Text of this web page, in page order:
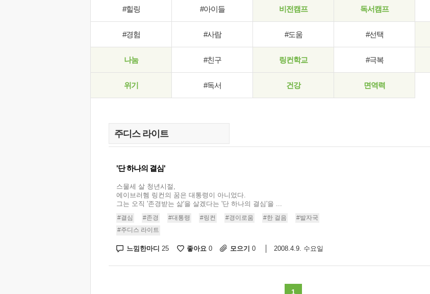
#힐링 #아이들 비전캠프 독서캠프
#경험 #사람 #도움 #선택
나눔 #친구 링컨학교 #극복
위기 #독서 건강 면역력
'단 하나의 결심'
스물세 살 청년시절,
에이브러헴 링컨의 꿈은 대통령이 아니었다.
그는 오직 '존경받는 삶'을 살겠다는 '단 하나의 결심'을 ...
#결심 #존경 #대통령 #링컨 #경이로움 #한 걸음
#발자국
#주디스 라이트
느낌한마디 25 좋아요 0 모으기 0 2008.4.9. 수요일
1